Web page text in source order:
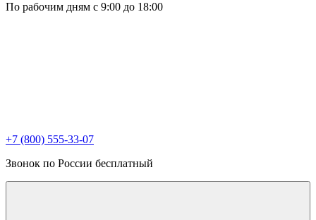
По рабочим дням с 9:00 до 18:00
+7 (800) 555-33-07
Звонок по России бесплатный